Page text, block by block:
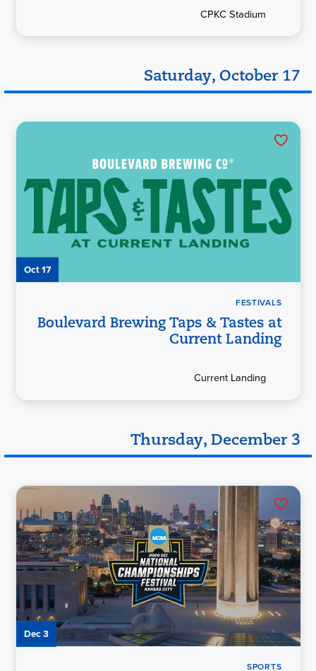
CPKC Stadium
Saturday, October 17
Oct 17
FESTIVALS
Boulevard Brewing Taps & Tastes at
Current Landing
Current Landing
Thursday, December 3
Dec 3
SPORTS